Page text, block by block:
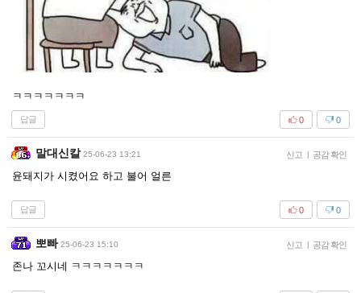
ㅋㅋㅋㅋㅋㅋㅋ
답글 0
0
말대신칼 25-06-23 13:21 신고 | 공감 확인
윤돼지가 시켰어요 하고 불어 얼른
답글 0
0
뽀빠 25-06-23 15:10 신고 | 공감 확인
존나 꼬시네 ㅋㅋㅋㅋㅋㅋㅋ